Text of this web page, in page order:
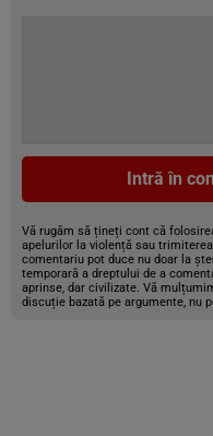
Intră în
Vă rugăm să țineți cont că
apelurilor la violență sau
comentariu pot duce nu doar la
temporară a dreptului de a
aprinse, dar civilizate. Vă
discuție bazată pe argumente, nu